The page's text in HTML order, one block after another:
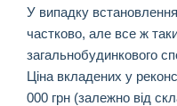
У випадку
частково, але все ж
загальнобудинкового
Ціна вкладених у
000 грн (залежно від